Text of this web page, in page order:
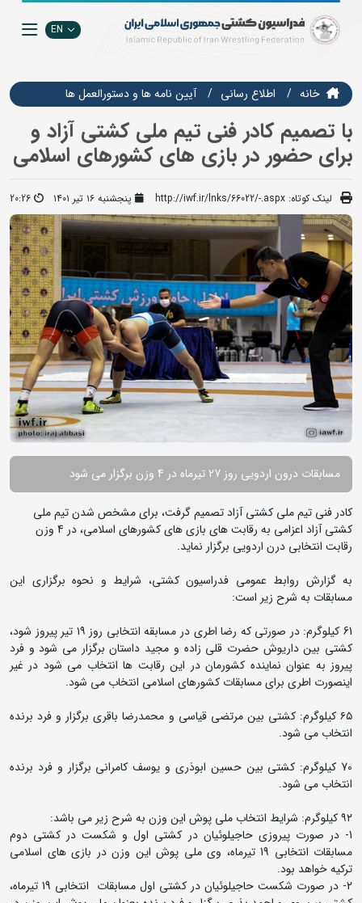
EN
خانه اطلاع رسانی آیین نامه ها و دستورالعمل ها
با تصمیم کادر فنی تیم ملی کشتی آزاد و
برای حضور در بازی های کشورهای اسلامی
لینک کوتاه: http://iwf.ir/lnks/66022/-.aspx پنجشنبه ۱۶ تیر ۱۴۰۱ 20:26
مسابقات درون اردویی روز 27 تیرماه در 4 وزن برگزار می شود
کادر فنی تیم ملی کشتی آزاد تصمیم گرفت، برای مشخص شدن تیم ملی
کشتی آزاد اعزامی به رقابت های بازی های کشورهای اسلامی، در 4 وزن
رقابت انتخابی درن اردویی برگزار نماید.
به گزارش روابط عمومی فدراسیون کشتی، شرایط و نحوه برگزاری این
مسابقات به شرح زیر است:
61 کیلوگرم: در صورتى که رضا اطرى در مسابقه انتخابى روز ١٩ تیر پیروز شود،
کشتى بین داریوش حضرت قلى زاده و مجید داستان برگزار مى شود و فرد
پیروز به عنوان نماینده کشورمان در این رقابت ها انتخاب مى شود در غیر
اینصورت اطرى براى مسابقات کشورهاى اسلامى انتخاب مى شود.
٦٥ کیلوگرم: کشتى بین مرتضى قیاسى و محمدرضا باقرى برگزار و فرد برنده
انتخاب مى شود.
70 کیلوگرم: کشتى بین حسین ابوذرى و یوسف کامرانى برگزار و فرد برنده
انتخاب مى شود.
٩٢ کیلوگرم: شرایط انتخاب ملی پوش این وزن به شرح زیر می باشد:
1- در صورت پیروزی حاجیلوئیان در کشتی اول و شکست در کشتی دوم
مسابقات انتخابی 19 تیرماه، وی ملی پوش این وزن در بازی های اسلامی
ترکیه خواهد بود.
2- در صورت شکست حاجیلوئیان در کشتی اول مسابقات انتخابی 19 تیرماه،